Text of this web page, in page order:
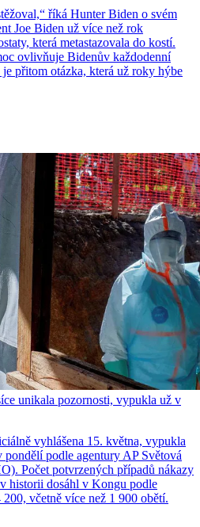
říká Hunter Biden o svém
Joe Biden už více než rok
která metastazovala do kostí.
ovlivňuje Bidenův každodenní
přitom otázka, která už roky hýbe
unikala pozornosti, vypukla už v
vyhlášena 15. května, vypukla
podle agentury AP Světová
Počet potvrzených případů nákazy
historii dosáhl v Kongu podle
včetně více než 1 900 obětí.